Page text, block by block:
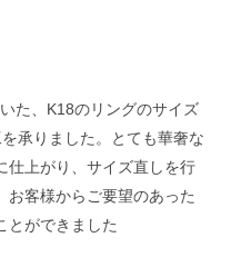
た、K18のリングのサイズ
承りました。とても華奢な
仕上がり、サイズ直しを行
お客様からご要望のあった
とができました